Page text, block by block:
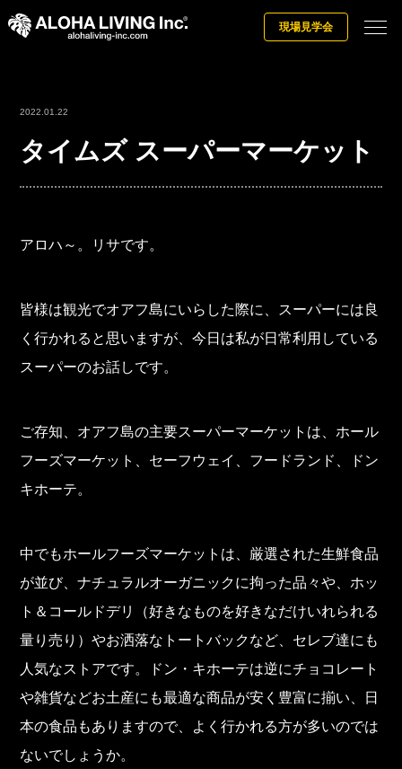
現場見学会
2022.01.22
タイムズ スーパーマーケット
アロハ～。リサです。
皆様は観光でオアフ島にいらした際に、スーパーには良
く行かれると思いますが、今日は私が日常利用している
スーパーのお話しです。
ご存知、オアフ島の主要スーパーマーケットは、ホール
フーズマーケット、セーフウェイ、フードランド、ドン
キホーテ。
中でもホールフーズマーケットは、厳選された生鮮食品
が並び、ナチュラルオーガニックに拘った品々や、ホッ
ト＆コールドデリ（好きなものを好きなだけいれられる
量り売り）やお洒落なトートバックなど、セレブ達にも
人気なストアです。ドン・キホーテは逆にチョコレート
や雑貨などお土産にも最適な商品が安く豊富に揃い、日
本の食品もありますので、よく行かれる方が多いのでは
ないでしょうか。